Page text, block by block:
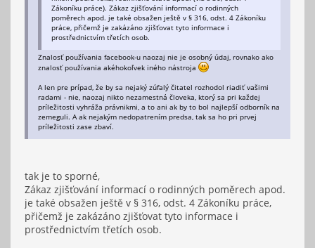
Zákoníku práce). Zákaz zjišťování informací o rodinných
poměrech apod. je také obsažen ještě v § 316, odst. 4 Zákoníku
práce, přičemž je zakázáno zjišťovat tyto informace i
prostřednictvím třetích osob.
Znalosť používania facebook-u naozaj nie je osobný údaj, rovnako ako
znalosť používania akéhokoľvek iného nástroja
A len pre prípad, že by sa nejaký zúfalý čitatel rozhodol riadiť vašimi
radami - nie, naozaj nikto nezamestná človeka, ktorý sa pri každej
príležitosti vyhráža právnikmi, a to ani ak by to bol najlepší odborník na
zemeguli. A ak nejakým nedopatrením predsa, tak sa ho pri prvej
príležitosti zase zbaví.
tak je to sporné,
Zákaz zjišťování informací o rodinných poměrech apod.
je také obsažen ještě v § 316, odst. 4 Zákoníku práce,
přičemž je zakázáno zjišťovat tyto informace i
prostřednictvím třetích osob.